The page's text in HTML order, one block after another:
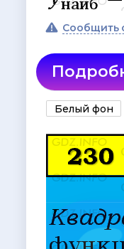
Сообщить
Белый фон